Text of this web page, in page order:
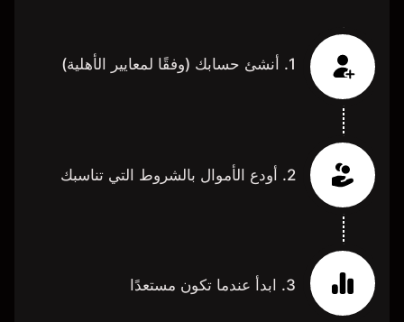
1. أنشئ حسابك (وفقًا لمعايير الأهلية)
2. أودع الأموال بالشروط التي تناسبك
3. ابدأ عندما تكون مستعدًا